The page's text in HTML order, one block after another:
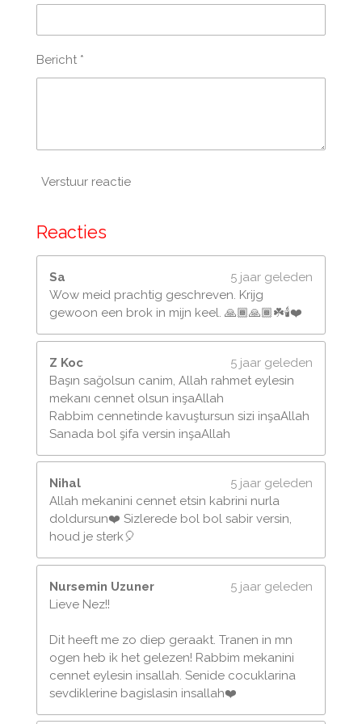
4
1
5
t
Bericht *
Verstuur reactie
Reacties
Sa
5 jaar geleden
Wow meid prachtig geschreven. Krijg
gewoon een brok in mijn keel. 🙏🏾🙏🏾☘️🕯❤️
Z Koc
5 jaar geleden
Başın sağolsun canim, Allah rahmet eylesin
mekanı cennet olsun inşaAllah
Rabbim cennetinde kavuştursun sizi inşaAllah
Sanada bol şifa versin inşaAllah
Nihal
5 jaar geleden
Allah mekanini cennet etsin kabrini nurla
doldursun❤️ Sizlerede bol bol sabir versin,
houd je sterk🎈
Nursemin Uzuner
5 jaar geleden
Lieve Nez!!
Dit heeft me zo diep geraakt. Tranen in mn
ogen heb ik het gelezen! Rabbim mekanini
cennet eylesin insallah. Senide cocuklarina
sevdiklerine bagislasin insallah❤️